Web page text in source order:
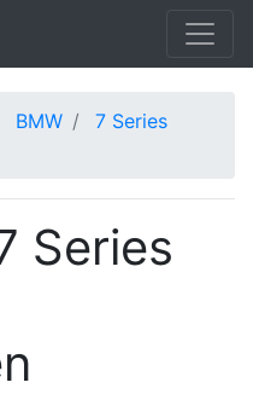
BMW
7 Series
Series